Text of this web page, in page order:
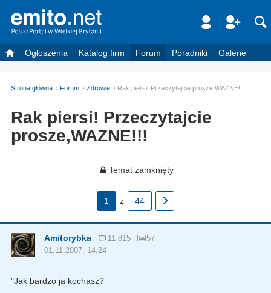
Ogłoszenia Katalog firm Forum Poradniki Galerie
Strona główna Forum Zdrowie Rak piersi! Przeczytajcie prosze,WAZNE!!!
Rak piersi! Przeczytajcie
prosze,WAZNE!!!
Temat zamknięty
1 z 44
Amitorybka 11 815
57
01.11.2007, 14:24
"Jak bardzo ja kochasz?